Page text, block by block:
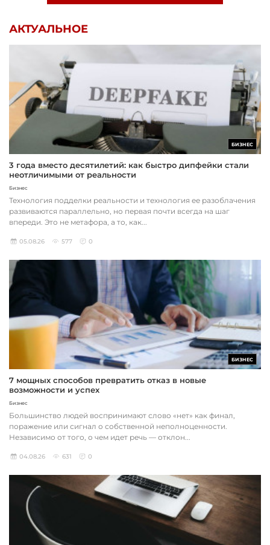
АКТУАЛЬНОЕ
БИЗНЕС
3 года вместо десятилетий: как быстро дипфейки стали
неотличимыми от реальности
Бизнес
Технология подделки реальности и технология ее разоблачения
развиваются параллельно, но первая почти всегда на шаг
впереди. Это не метафора, а то, как...
05.08.26 577 0
БИЗНЕС
7 мощных способов превратить отказ в новые
возможности и успех
Бизнес
Большинство людей воспринимают слово «нет» как финал,
поражение или сигнал о собственной неполноценности.
Независимо от того, о чем идет речь — отклон...
04.08.26 631 0